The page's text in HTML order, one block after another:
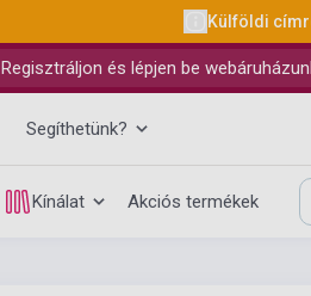
Külföldi
Regisztráljon és lépjen be
Segíthetünk?
Kínálat Akciós termékek